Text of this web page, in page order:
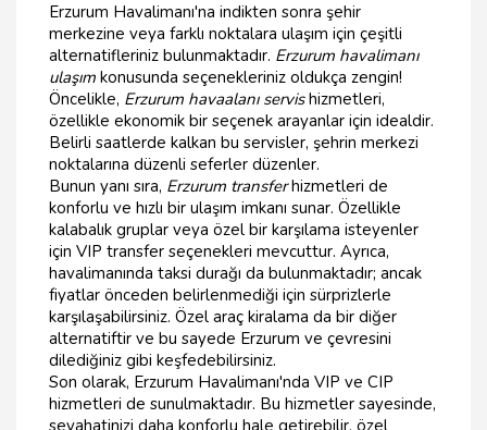
Erzurum Havalimanı'na indikten sonra şehir
merkezine veya farklı noktalara ulaşım için çeşitli
alternatifleriniz bulunmaktadır. Erzurum havalimanı
ulaşım konusunda seçenekleriniz oldukça zengin!
Öncelikle, Erzurum havaalanı servishizmetleri,
özellikle ekonomik bir seçenek arayanlar için idealdir.
Belirli saatlerde kalkan bu servisler, şehrin merkezi
noktalarına düzenli seferler düzenler.
Bunun yanı sıra, Erzurum transferhizmetleri de
konforlu ve hızlı bir ulaşım imkanı sunar. Özellikle
kalabalık gruplar veya özel bir karşılama isteyenler
için VIP transfer seçenekleri mevcuttur. Ayrıca,
havalimanında taksi durağı da bulunmaktadır; ancak
fiyatlar önceden belirlenmediği için sürprizlerle
karşılaşabilirsiniz. Özel araç kiralama da bir diğer
alternatiftir ve bu sayede Erzurum ve çevresini
dilediğiniz gibi keşfedebilirsiniz.
Son olarak, Erzurum Havalimanı'nda VIP ve CIP
hizmetleri de sunulmaktadır. Bu hizmetler sayesinde,